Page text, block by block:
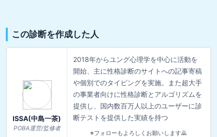
この診断を作成した人
ISSA(中島一茶)
POBA運営/監修者
2018年からユング心理学を中心に活動を
開始、主に性格診断のサイトへの記事寄稿
や個別でのタイピングを実施。また超大手
の事業者向けに性格診断とアルゴリズムを
提供し、国内数百万人以上のユーザーに診
断テストを提供した実績を持つ
※フォローもよろしくお願いします🙇